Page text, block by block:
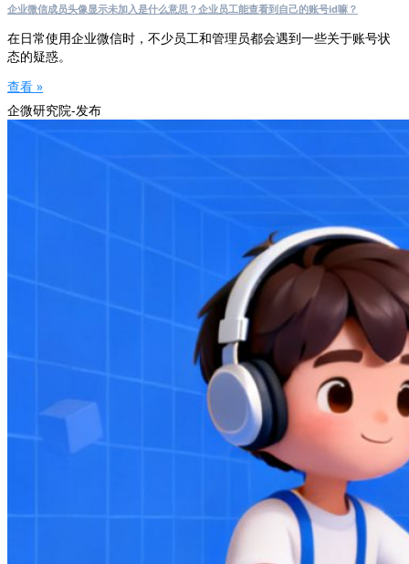
企业微信成员头像显示未加入是什么意思？企业员工能查看到自己的账号id嘛？
在日常使用企业微信时，不少员工和管理员都会遇到一些关于账号状
态的疑惑。
查看 »
企微研究院-发布